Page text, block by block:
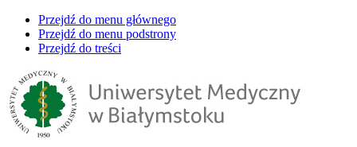
Przejdź do menu głównego
Przejdź do menu podstrony
Przejdź do treści